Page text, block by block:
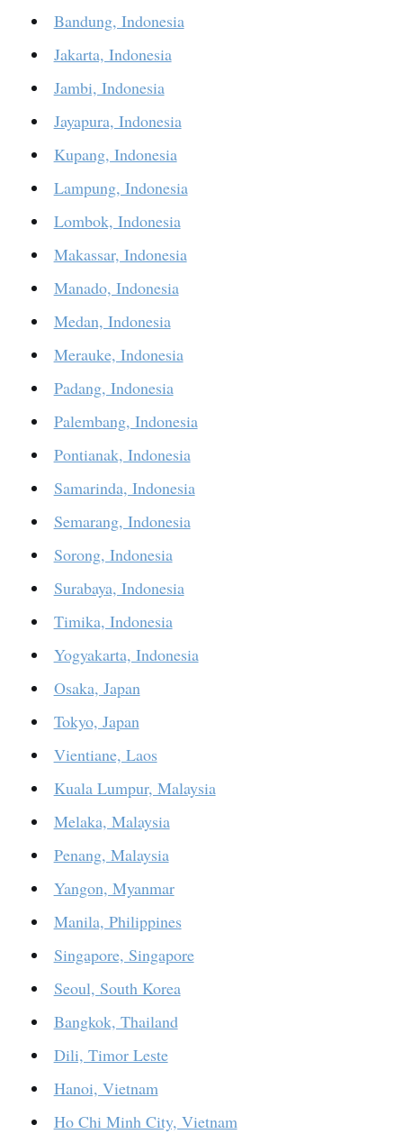
Bandung, Indonesia
Jakarta, Indonesia
Jambi, Indonesia
Jayapura, Indonesia
Kupang, Indonesia
Lampung, Indonesia
Lombok, Indonesia
Makassar, Indonesia
Manado, Indonesia
Medan, Indonesia
Merauke, Indonesia
Padang, Indonesia
Palembang, Indonesia
Pontianak, Indonesia
Samarinda, Indonesia
Semarang, Indonesia
Sorong, Indonesia
Surabaya, Indonesia
Timika, Indonesia
Yogyakarta, Indonesia
Osaka, Japan
Tokyo, Japan
Vientiane, Laos
Kuala Lumpur, Malaysia
Melaka, Malaysia
Penang, Malaysia
Yangon, Myanmar
Manila, Philippines
Singapore, Singapore
Seoul, South Korea
Bangkok, Thailand
Dili, Timor Leste
Hanoi, Vietnam
Ho Chi Minh City, Vietnam